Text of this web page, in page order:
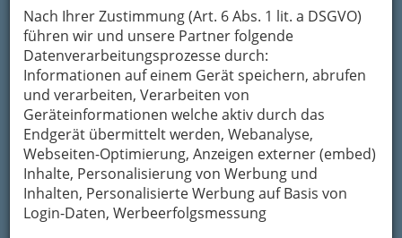
Nach Ihrer Zustimmung (Art. 6 Abs. 1 lit. a DSGVO)
führen wir und unsere Partner folgende
Datenverarbeitungsprozesse durch:
Informationen auf einem Gerät speichern, abrufen
und verarbeiten, Verarbeiten von
Geräteinformationen welche aktiv durch das
Endgerät übermittelt werden, Webanalyse,
Webseiten-Optimierung, Anzeigen externer (embed)
Inhalte, Personalisierung von Werbung und
Inhalten, Personalisierte Werbung auf Basis von
Login-Daten, Werbeerfolgsmessung
Medizin - Spezialgebiete &
Alternatives